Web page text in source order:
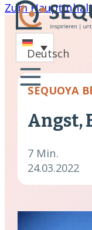
Zum
Deutsch
SEQUOYA
Angst,
7 Min.
24.03.2022